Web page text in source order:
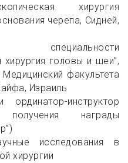
хирургия
черепа, Сидней,
специальности
хирургия головы и шеи”,
факультета
Израиль
инструктор
награды
исследования в
хирургии